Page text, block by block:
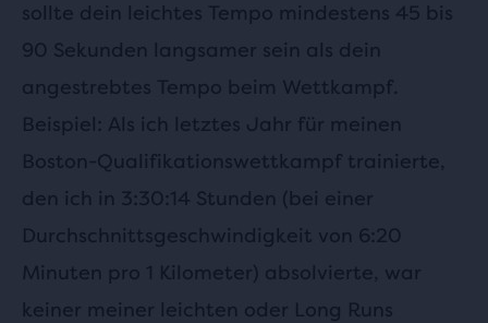
sollte dein leichtes Tempo mindestens 45 bis
90 Sekunden langsamer sein als dein
angestrebtes Tempo beim Wettkampf.
Beispiel: Als ich letztes Jahr für meinen
Boston-Qualifikationswettkampf trainierte,
den ich in 3:30:14 Stunden (bei einer
Durchschnittsgeschwindigkeit von 6:20
Minuten pro 1 Kilometer) absolvierte, war
keiner meiner leichten oder Long Runs